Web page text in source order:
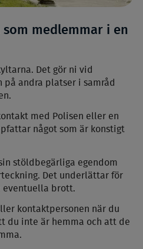
medlemmar i en
Det gör ni vid
andra platser i samråd
med Polisen eller en
något som är konstigt
stöldbegärliga egendom
Det underlättar för
eventuella brott.
kontaktpersonen när du
du inte är hemma och att de